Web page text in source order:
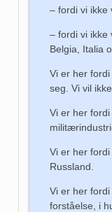
– fordi vi ikke
– fordi vi ikke
Belgia, Italia
Vi er her
seg. Vi vil
Vi er her
Vi er her
Russland.
Vi er her
forståelse, i